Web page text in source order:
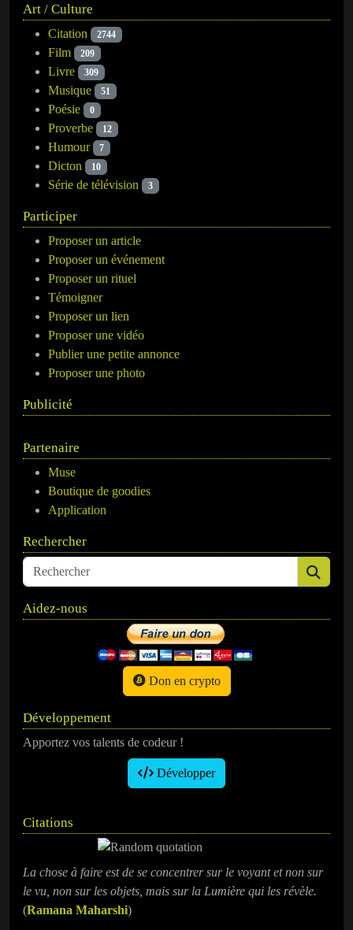
Art / Culture
Citation 2744
Film 209
Livre 309
Musique 51
Poésie 0
Proverbe 12
Humour 7
Dicton 10
Série de télévision 3
Participer
Proposer un article
Proposer un événement
Proposer un rituel
Témoigner
Proposer un lien
Proposer une vidéo
Publier une petite annonce
Proposer une photo
Publicité
Partenaire
Muse
Boutique de goodies
Application
Rechercher
Aidez-nous
Don en crypto
Développement
Apportez vos talents de codeur !
Développer
Citations
La chose à faire est de se concentrer sur le voyant et non sur
le vu, non sur les objets, mais sur la Lumière qui les révèle.
(Ramana Maharshi)